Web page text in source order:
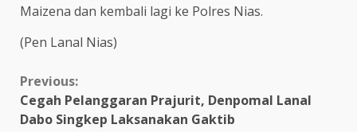
Maizena dan kembali lagi ke Polres Nias.
(Pen Lanal Nias)
Continue
Reading
Previous:
Cegah Pelanggaran Prajurit, Denpomal Lanal
Dabo Singkep Laksanakan Gaktib